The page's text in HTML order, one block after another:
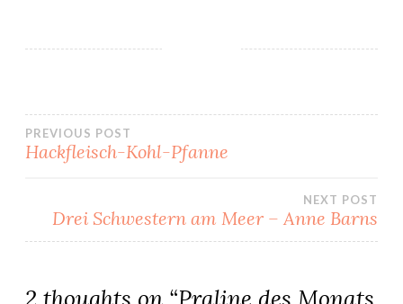
Beitragsnavigation
PREVIOUS POST
Hackfleisch-Kohl-Pfanne
NEXT POST
Drei Schwestern am Meer – Anne Barns